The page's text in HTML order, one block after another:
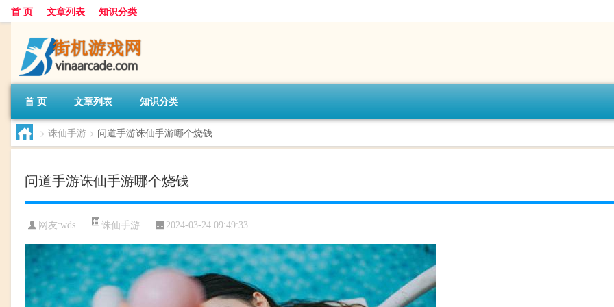
首 页 文章列表 知识分类
首 页 文章列表 知识分类
> 诛仙手游 > 问道手游诛仙手游哪个烧钱
问道手游诛仙手游哪个烧钱
网友:wds 诛仙手游 2024-03-24 09:49:33